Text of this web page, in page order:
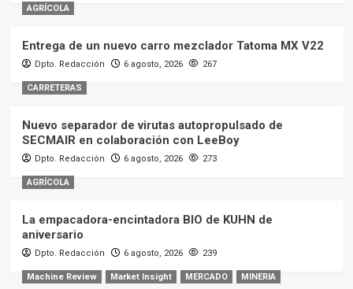
AGRÍCOLA
Entrega de un nuevo carro mezclador Tatoma MX V22
Dpto. Redacción 6 agosto, 2026 267
CARRETERAS
Nuevo separador de virutas autopropulsado de
SECMAIR en colaboración con LeeBoy
Dpto. Redacción 6 agosto, 2026 273
AGRÍCOLA
La empacadora-encintadora BIO de KUHN de
aniversario
Dpto. Redacción 6 agosto, 2026 239
Machine Review Market Insight MERCADO MINERIA